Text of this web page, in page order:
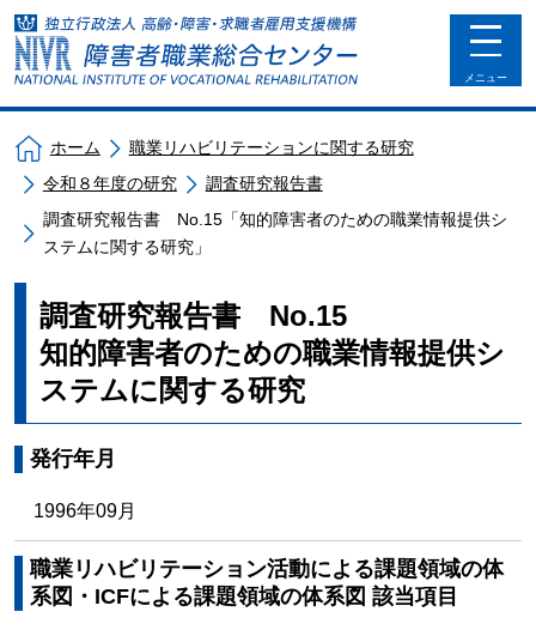
toggle
メニュー
ホーム
職業リハビリテーションに関する研究
令和８年度の研究
調査研究報告書
調査研究報告書 No.15「知的障害者のための職業情報提供シ
ステムに関する研究」
調査研究報告書 No.15
知的障害者のための職業情報提供シ
ステムに関する研究
発行年月
1996年09月
職業リハビリテーション活動による課題領域の体
系図・ICFによる課題領域の体系図 該当項目